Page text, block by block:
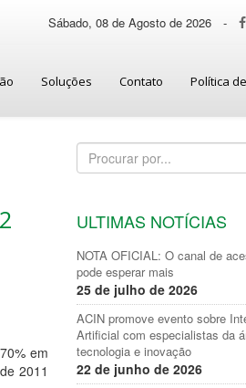
Sábado, 08 de Agosto de 2026 -
Soluções Contato Política
em
2011
ULTIMAS NOTÍCIAS
NOTA OFICIAL: O canal de
pode esperar mais
25 de julho de 2026
ACIN promove evento sobre
Artificial com especialistas da
tecnologia e inovação
22 de junho de 2026